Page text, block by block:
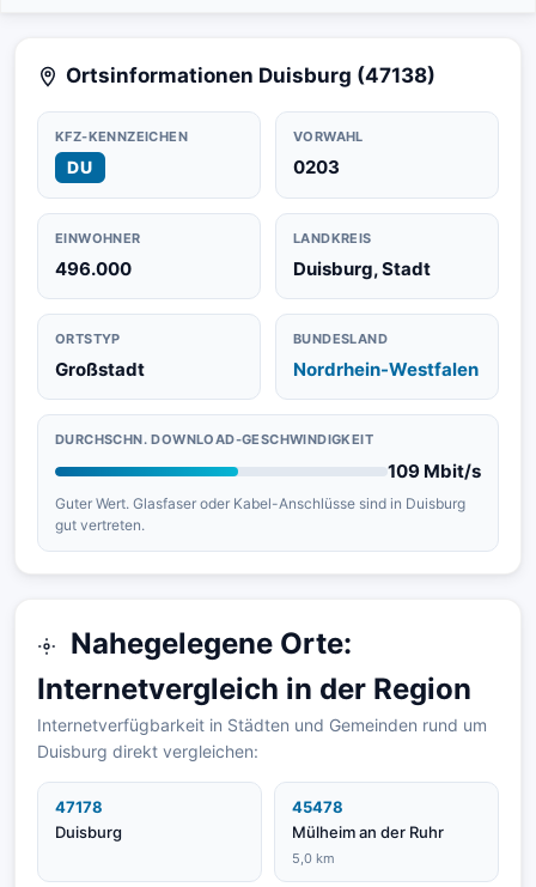
Ortsinformationen Duisburg (47138)
KFZ-KENNZEICHEN
DU
VORWAHL
0203
EINWOHNER
496.000
LANDKREIS
Duisburg, Stadt
ORTSTYP
Großstadt
BUNDESLAND
Nordrhein-Westfalen
DURCHSCHN. DOWNLOAD-GESCHWINDIGKEIT
109 Mbit/s
Guter Wert. Glasfaser oder Kabel-Anschlüsse sind in Duisburg
gut vertreten.
Nahegelegene Orte:
Internetvergleich in der Region
Internetverfügbarkeit in Städten und Gemeinden rund um
Duisburg direkt vergleichen:
47178
Duisburg
45478
Mülheim an der Ruhr
5,0 km